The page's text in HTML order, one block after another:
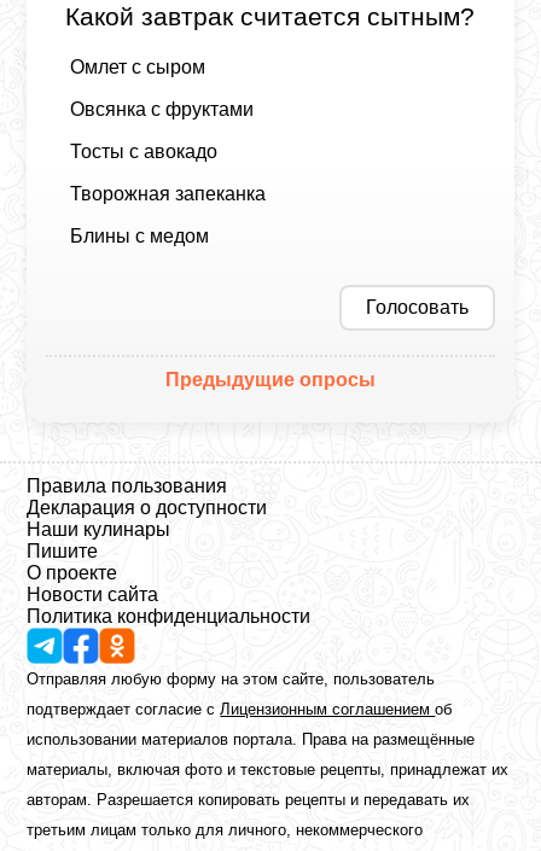
Какой завтрак считается сытным?
Омлет с сыром
Овсянка с фруктами
Тосты с авокадо
Творожная запеканка
Блины с медом
Голосовать
Предыдущие опросы
Правила пользования
Декларация о доступности
Наши кулинары
Пишите
О проекте
Новости сайта
Политика конфиденциальности
Отправляя любую форму на этом сайте, пользователь
подтверждает согласие сЛицензионным соглашениемоб
использовании материалов портала. Права на размещённые
материалы, включая фото и текстовые рецепты, принадлежат их
авторам. Разрешается копировать рецепты и передавать их
третьим лицам только для личного, некоммерческого